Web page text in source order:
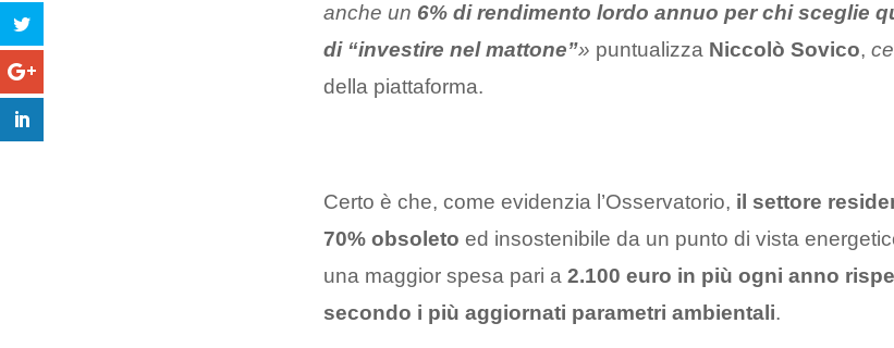
anche un 6% di rendimento lordo annuo per chi sceglie
di “investire nel mattone”» puntualizza Niccolò Sovico,
della piattaforma.
Certo è che, come evidenzia l’Osservatorio, il settore
70% obsoleto ed insostenibile da un punto di vista
una maggior spesa pari a 2.100 euro in più ogni anno
secondo i più aggiornati parametri ambientali.